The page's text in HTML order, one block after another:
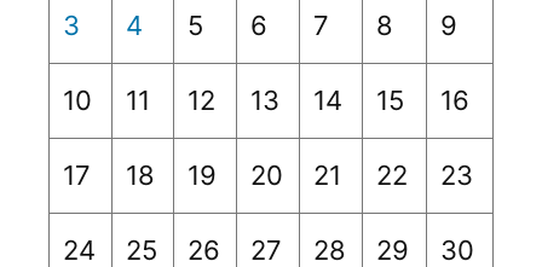
3 4 5 6 7 8 9
10 11 12 13 14 15 16
17 18 19 20 21 22 23
24 25 26 27 28 29 30